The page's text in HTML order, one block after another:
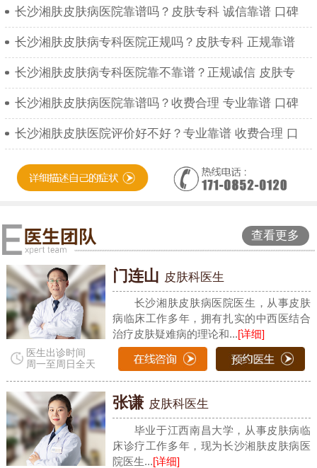
长沙湘肤皮肤病医院靠谱吗？皮肤专科 诚信靠谱 口碑
长沙湘肤皮肤病专科医院正规吗？皮肤专科 正规靠谱
长沙湘肤皮肤病专科医院靠不靠谱？正规诚信 皮肤专
长沙湘肤皮肤病医院靠谱吗？收费合理 专业靠谱 口碑
长沙湘肤皮肤医院评价好不好？专业靠谱 收费合理 口
查看更多
医生出诊时间
周一至周日全天
门连山 皮肤科医生
长沙湘肤皮肤病医院医生，从事皮肤
病临床工作多年，拥有扎实的中西医结合
治疗皮肤疑难病的理论和...[详细]
张谦 皮肤科医生
毕业于江西南昌大学，从事皮肤病临
床诊疗工作多年，现为长沙湘肤皮肤病医
院医生...[详细]